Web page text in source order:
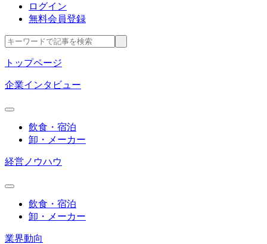
ログイン
無料会員登録
トップページ
企業インタビュー
飲食・宿泊
卸・メーカー
経営ノウハウ
飲食・宿泊
卸・メーカー
業界動向